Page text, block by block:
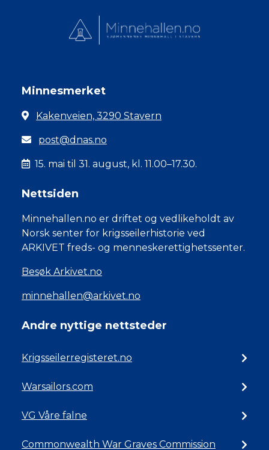
Minnesmerket
Kakenveien, 3290 Stavern
post@dnas.no
15. mai til 31. august, kl. 11.00–17.30.
Nettsiden
Minnehallen.no er driftet og vedlikeholdt av
Norsk senter for krigsseilerhistorie ved
ARKIVET freds- og menneskerettighetssenter.
Besøk Arkivet.no
minnehallen@arkivet.no
Andre nyttige nettsteder
Krigsseilerregisteret.no
Warsailors.com
VG Våre falne
Commonwealth War Graves Commission